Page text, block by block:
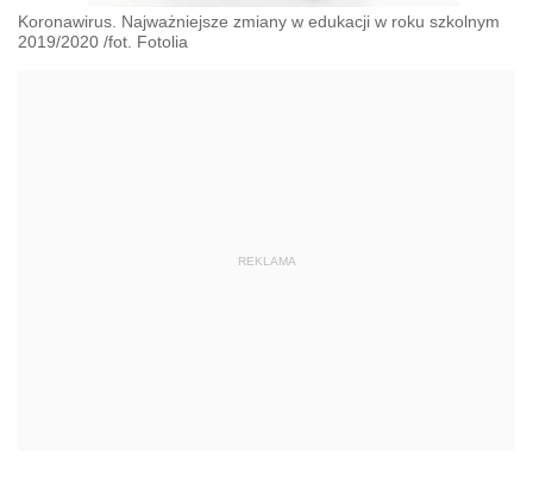
Koronawirus. Najważniejsze zmiany w edukacji w roku szkolnym
2019/2020 /fot. Fotolia